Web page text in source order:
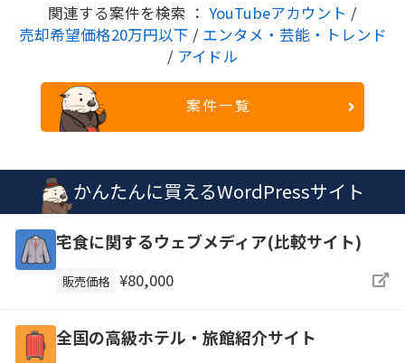
関連する案件を検索 ： YouTubeアカウント /
売却希望価格20万円以下 / エンタメ・芸能・トレンド
/ アイドル
案件一覧
かんたんに買えるWordPressサイト
宅食に関するウェブメディア(比較サイト)
販売価格 ¥80,000
全国の高級ホテル・旅館紹介サイト